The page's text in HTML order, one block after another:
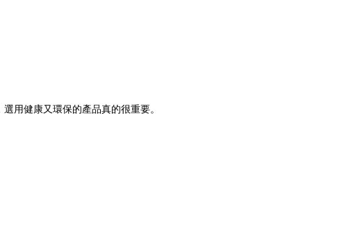
用健康又環保的產品真的很重要。